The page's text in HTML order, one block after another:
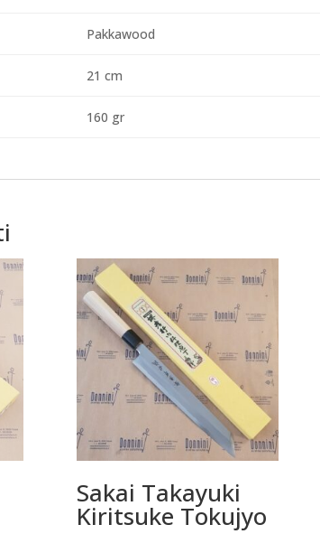
Pakkawood
21 cm
160 gr
Sakai Takayuki
Kiritsuke Tokujyo